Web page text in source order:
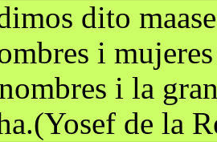
dito
i
i la
de la